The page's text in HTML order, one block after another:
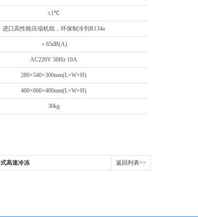
±1℃
进口高性能压缩机组，环保制冷剂R134a
＜65dB(A)
AC220V 50Hz 10A
280×540×300mm(L×W×H)
400×660×400mm(L×W×H)
30kg
高速冷冻 返回列表>>